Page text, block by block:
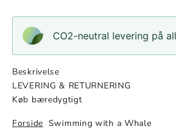
CO2-neutral levering på
Beskrivelse
LEVERING & RETURNERING
Køb bæredygtigt
Forside Swimming with a Whale